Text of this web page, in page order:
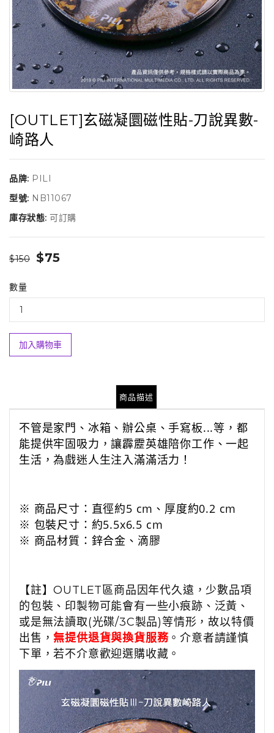
[OUTLET]玄磁凝圜磁性貼-刀說異數-
崎路人
品牌: PILI
型號: NB11067
庫存狀態: 可訂購
$150 $75
數量
加入購物車
商品描述
不管是家門、冰箱、辦公桌、手寫板...等，都
能提供牢固吸力，讓霹靂英雄陪你工作、一起
生活，為戲迷人生注入滿滿活力！
※ 商品尺寸：直徑約5 cm、厚度約0.2 cm
※ 包裝尺寸：約5.5x6.5 cm
※ 商品材質：鋅合金、滴膠
【註】OUTLET區商品因年代久遠，少數品項
的包裝、印製物可能會有一些小痕跡、泛黃、
或是無法讀取(光碟/3C製品)等情形，故以特價
出售，無提供退貨與換貨服務。介意者請謹慎
下單，若不介意歡迎選購收藏。